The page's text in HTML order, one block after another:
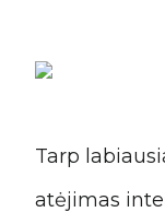
Tarp
atėjimas